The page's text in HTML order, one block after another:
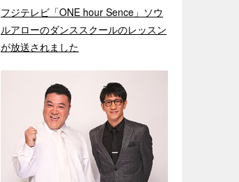
フジテレビ「ONE hour Sence」ソウ
ルアローのダンススクールのレッスン
が放送されました